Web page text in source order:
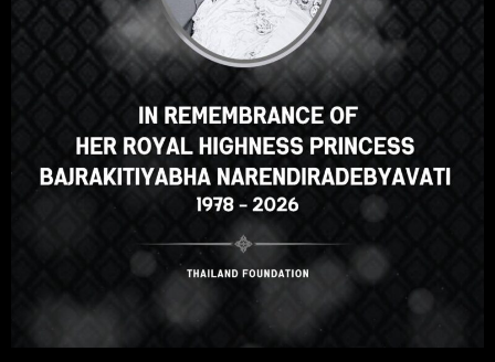
ENROLL COURSE
Select your language
ภาษาไทย Russian
Japanese German
Chinese
ខ្មែរ